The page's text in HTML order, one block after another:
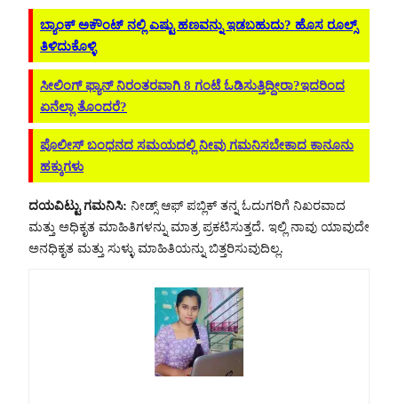
ಬ್ಯಾಂಕ್ ಅಕೌಂಟ್ ನಲ್ಲಿ ಎಷ್ಟು ಹಣವನ್ನು ಇಡಬಹುದು? ಹೊಸ ರೂಲ್ಸ್
ತಿಳಿದುಕೊಳ್ಳಿ
ಸೀಲಿಂಗ್ ಫ್ಯಾನ್ ನಿರಂತರವಾಗಿ 8 ಗಂಟೆ ಓಡಿಸುತ್ತಿದ್ದೀರಾ?ಇದರಿಂದ
ಏನೆಲ್ಲಾ ತೊಂದರೆ?
ಪೊಲೀಸ್ ಬಂಧನದ ಸಮಯದಲ್ಲಿ ನೀವು ಗಮನಿಸಬೇಕಾದ ಕಾನೂನು
ಹಕ್ಕುಗಳು
ದಯವಿಟ್ಟು ಗಮನಿಸಿ: ನೀಡ್ಸ್ ಆಫ್ ಪಬ್ಲಿಕ್ ತನ್ನ ಓದುಗರಿಗೆ ನಿಖರವಾದ
ಮತ್ತು ಅಧಿಕೃತ ಮಾಹಿತಿಗಳನ್ನು ಮಾತ್ರ ಪ್ರಕಟಿಸುತ್ತದೆ. ಇಲ್ಲಿ ನಾವು ಯಾವುದೇ
ಅನಧಿಕೃತ ಮತ್ತು ಸುಳ್ಳು ಮಾಹಿತಿಯನ್ನು ಬಿತ್ತರಿಸುವುದಿಲ್ಲ.